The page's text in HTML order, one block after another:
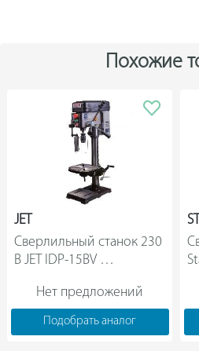
работы. Широкое основание
устойчивость станка.
способствуя плавной подаче
установить в специальные
крупногабаритных деталей.
Данный товар поставляется
Сверлильный станок Inforce
Похожие
JET
Сверлильный станок 230
В JET IDP-15BV
Нет предложений
Подобрать аналог